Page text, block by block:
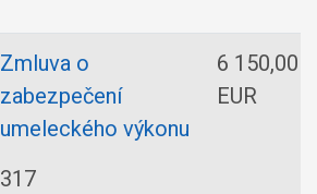
Zmluva o
zabezpečení
umeleckého výkonu
317
6 150,00
EUR